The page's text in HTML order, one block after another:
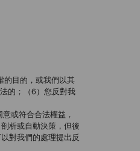
的目的，或我們以其
的；（6）您反對我
或符合合法權益，
析或自動決策，但後
對我們的處理提出反